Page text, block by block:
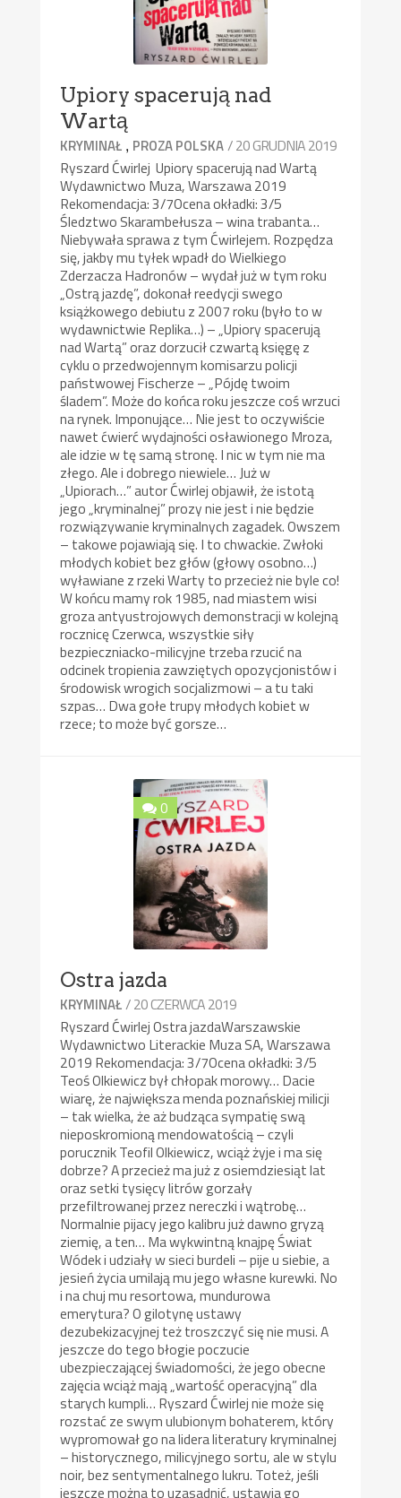
Upiory spacerują nad
Wartą
KRYMINAŁ , PROZA POLSKA/ 20 GRUDNIA 2019
Ryszard Ćwirlej Upiory spacerują nad Wartą
Wydawnictwo Muza, Warszawa 2019
Rekomendacja: 3/7Ocena okładki: 3/5
Śledztwo Skarambełusza – wina trabanta…
Niebywała sprawa z tym Ćwirlejem. Rozpędza
się, jakby mu tyłek wpadł do Wielkiego
Zderzacza Hadronów – wydał już w tym roku
„Ostrą jazdę”, dokonał reedycji swego
książkowego debiutu z 2007 roku (było to w
wydawnictwie Replika…) – „Upiory spacerują
nad Wartą” oraz dorzucił czwartą księgę z
cyklu o przedwojennym komisarzu policji
państwowej Fischerze – „Pójdę twoim
śladem”. Może do końca roku jeszcze coś wrzuci
na rynek. Imponujące… Nie jest to oczywiście
nawet ćwierć wydajności osławionego Mroza,
ale idzie w tę samą stronę. I nic w tym nie ma
złego. Ale i dobrego niewiele… Już w
„Upiorach…” autor Ćwirlej objawił, że istotą
jego „kryminalnej” prozy nie jest i nie będzie
rozwiązywanie kryminalnych zagadek. Owszem
– takowe pojawiają się. I to chwackie. Zwłoki
młodych kobiet bez głów (głowy osobno…)
wyławiane z rzeki Warty to przecież nie byle co!
W końcu mamy rok 1985, nad miastem wisi
groza antyustrojowych demonstracji w kolejną
rocznicę Czerwca, wszystkie siły
bezpieczniacko-milicyjne trzeba rzucić na
odcinek tropienia zawziętych opozycjonistów i
środowisk wrogich socjalizmowi – a tu taki
szpas… Dwa gołe trupy młodych kobiet w
rzece; to może być gorsze…
0
Ostra jazda
KRYMINAŁ/ 20 CZERWCA 2019
Ryszard Ćwirlej Ostra jazdaWarszawskie
Wydawnictwo Literackie Muza SA, Warszawa
2019 Rekomendacja: 3/7Ocena okładki: 3/5
Teoś Olkiewicz był chłopak morowy… Dacie
wiarę, że największa menda poznańskiej milicji
– tak wielka, że aż budząca sympatię swą
nieposkromioną mendowatością – czyli
porucznik Teofil Olkiewicz, wciąż żyje i ma się
dobrze? A przecież ma już z osiemdziesiąt lat
oraz setki tysięcy litrów gorzały
przefiltrowanej przez nereczki i wątrobę…
Normalnie pijacy jego kalibru już dawno gryzą
ziemię, a ten… Ma wykwintną knajpę Świat
Wódek i udziały w sieci burdeli – pije u siebie, a
jesień życia umilają mu jego własne kurewki. No
i na chuj mu resortowa, mundurowa
emerytura? O gilotynę ustawy
dezubekizacyjnej też troszczyć się nie musi. A
jeszcze do tego błogie poczucie
ubezpieczającej świadomości, że jego obecne
zajęcia wciąż mają „wartość operacyjną” dla
starych kumpli… Ryszard Ćwirlej nie może się
rozstać ze swym ulubionym bohaterem, który
wypromował go na lidera literatury kryminalnej
– historycznego, milicyjnego sortu, ale w stylu
noir, bez sentymentalnego lukru. Toteż, jeśli
jeszcze można to uzasadnić, ustawia go